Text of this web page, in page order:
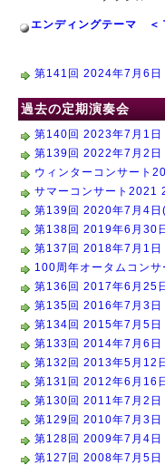
エンディングテーマ ＜
第141回 2024年7月6日
過去の定期演奏会
第140回 2023年7月1日
第139回 2022年7月2日
ウィンターコンサート
サマーコンサート2021
第139回 2020年7月4日
第138回 2019年6月30
第137回 2018年7月1日
100周年オータムコン
第136回 2017年6月25
第135回 2016年7月3日
第134回 2015年7月5日
第133回 2014年7月6日
第132回 2013年5月12
第131回 2012年6月16
第130回 2011年7月2日
第129回 2010年7月3日
第128回 2009年7月4日
第127回 2008年7月5日